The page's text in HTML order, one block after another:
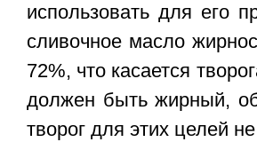
использовать для его
сливочное масло
72%, что касается
должен быть жирный,
творог для этих целей